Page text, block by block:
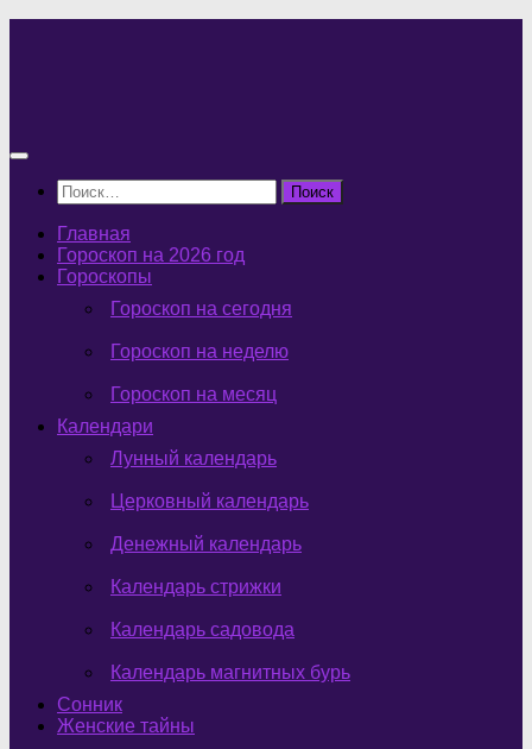
Найти:
Главная
Гороскоп на 2026 год
Гороскопы
Гороскоп на сегодня
Гороскоп на неделю
Гороскоп на месяц
Календари
Лунный календарь
Церковный календарь
Денежный календарь
Календарь стрижки
Календарь садовода
Календарь магнитных бурь
Сонник
Женские тайны